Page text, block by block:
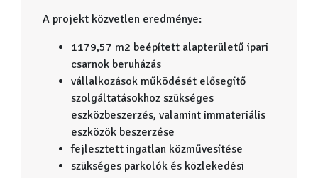
A projekt közvetlen eredménye:
1179,57 m2 beépített alapterületű ipari
csarnok beruházás
vállalkozások működését elősegítő
szolgáltatásokhoz szükséges
eszközbeszerzés, valamint immateriális
eszközök beszerzése
fejlesztett ingatlan közművesítése
szükséges parkolók és közlekedési